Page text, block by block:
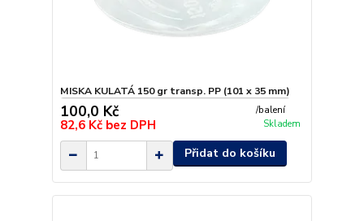
MISKA KULATÁ 150 gr transp. PP (101 x 35 mm)
100,0 Kč /balení
82,6 Kč bez DPH Skladem
Přidat do košíku